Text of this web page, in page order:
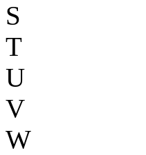
S
T
U
V
W